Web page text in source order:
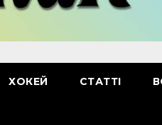
ХОКЕЙ СТАТТІ